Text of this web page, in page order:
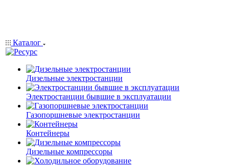
Каталог
Дизельные электростанции
Электростанции бывшие в эксплуатации
Газопоршневые электростанции
Контейнеры
Дизельные компрессоры